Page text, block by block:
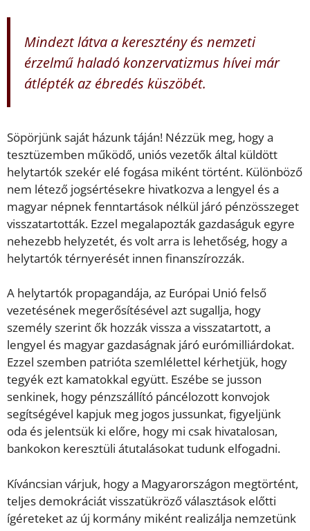
Mindezt látva a keresztény és nemzeti
érzelmű haladó konzervatizmus hívei már
átlépték az ébredés küszöbét.
Söpörjünk saját házunk táján! Nézzük meg, hogy a
tesztüzemben működő, uniós vezetők által küldött
helytartók szekér elé fogása miként történt. Különböző
nem létező jogsértésekre hivatkozva a lengyel és a
magyar népnek fenntartások nélkül járó pénzösszeget
visszatartották. Ezzel megalapozták gazdaságuk egyre
nehezebb helyzetét, és volt arra is lehetőség, hogy a
helytartók térnyerését innen finanszírozzák.
A helytartók propagandája, az Európai Unió felső
vezetésének megerősítésével azt sugallja, hogy
személy szerint ők hozzák vissza a visszatartott, a
lengyel és magyar gazdaságnak járó eurómilliárdokat.
Ezzel szemben patrióta szemlélettel kérhetjük, hogy
tegyék ezt kamatokkal együtt. Eszébe se jusson
senkinek, hogy pénzszállító páncélozott konvojok
segítségével kapjuk meg jogos jussunkat, figyeljünk
oda és jelentsük ki előre, hogy mi csak hivatalosan,
bankokon keresztüli átutalásokat tudunk elfogadni.
Kíváncsian várjuk, hogy a Magyarországon megtörtént,
teljes demokráciát visszatükröző választások előtti
ígéreteket az új kormány miként realizálja nemzetünk